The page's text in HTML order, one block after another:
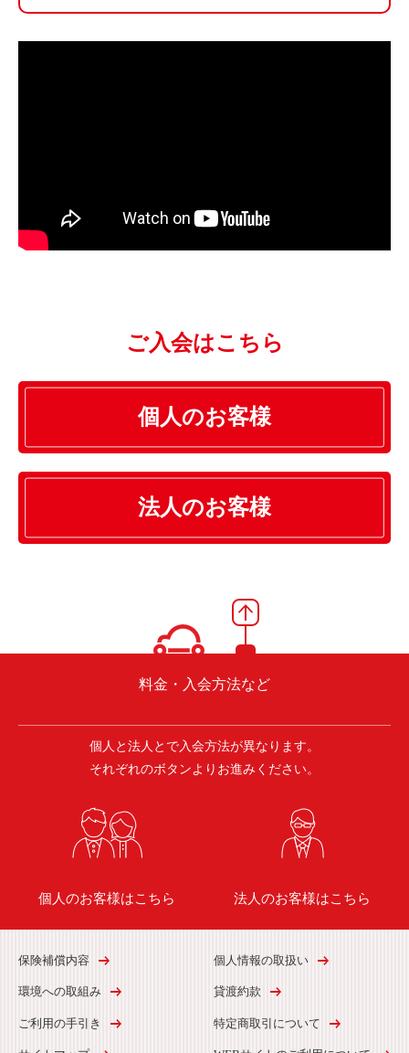
ご入会はこちら
個人のお客様
法人のお客様
料金・入会方法など
個人と法人とで入会方法が異なります。
それぞれのボタンよりお進みください。
個人のお客様はこちら 法人のお客様はこちら
保険補償内容 個人情報の取扱い
環境への取組み 貸渡約款
ご利用の手引き 特定商取引について